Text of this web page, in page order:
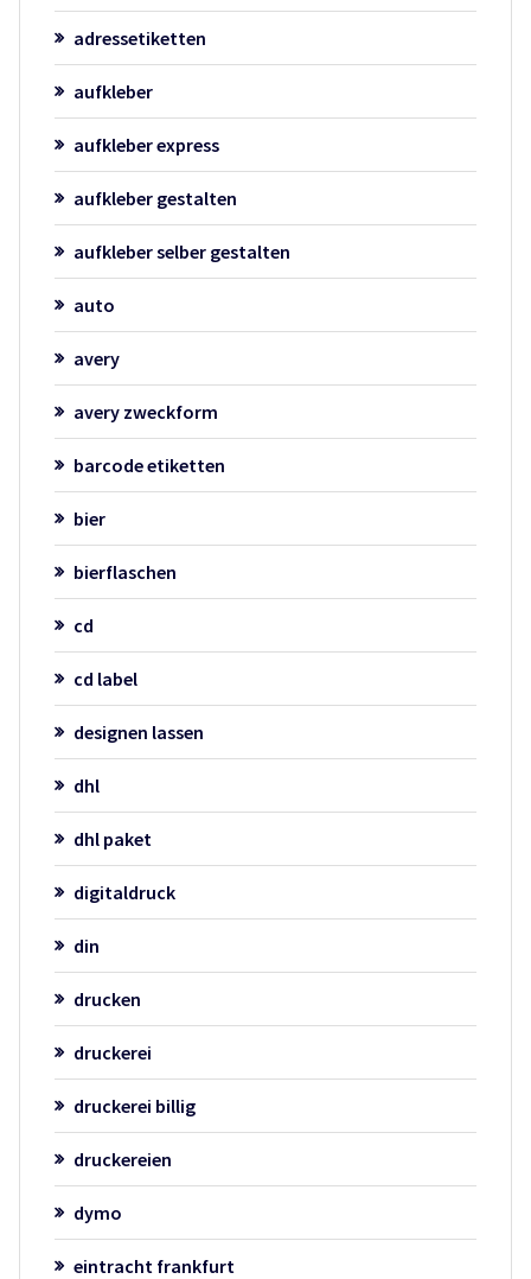
adressetiketten
aufkleber
aufkleber express
aufkleber gestalten
aufkleber selber gestalten
auto
avery
avery zweckform
barcode etiketten
bier
bierflaschen
cd
cd label
designen lassen
dhl
dhl paket
digitaldruck
din
drucken
druckerei
druckerei billig
druckereien
dymo
eintracht frankfurt